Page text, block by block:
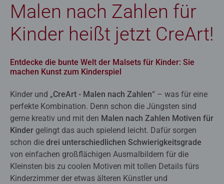
Malen nach Zahlen für
Kinder heißt jetzt CreArt!
Entdecke die bunte Welt der Malsets für Kinder: Sie
machen Kunst zum Kinderspiel
Kinder und „CreArt - Malen nach Zahlen“ – was für eine
perfekte Kombination. Denn schon die Jüngsten sind
gerne kreativ und mit den Malen nach Zahlen Motiven für
Kinder gelingt das auch spielend leicht. Dafür sorgen
schon die drei unterschiedlichen Schwierigkeitsgrade
von einfachen großflächigen Ausmalbildern für die
Kleinsten bis zu coolen Motiven mit tollen Details fürs
Kinderzimmer der etwas älteren Künstler und